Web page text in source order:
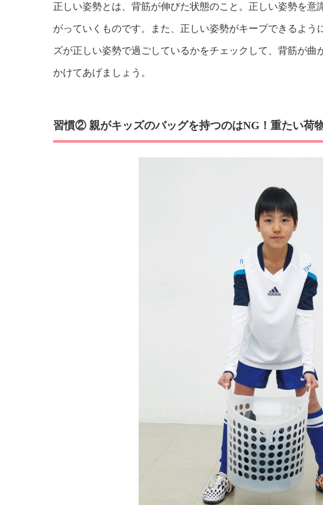
正しい姿勢とは、背筋が伸びた状態のこと。正しい姿勢を意
がっていくものです。また、正しい姿勢がキープできるよう
ズが正しい姿勢で過ごしているかをチェックして、背筋が
かけてあげましょう。
習慣② 親がキッズのバッグを持つのはNG！重たい荷